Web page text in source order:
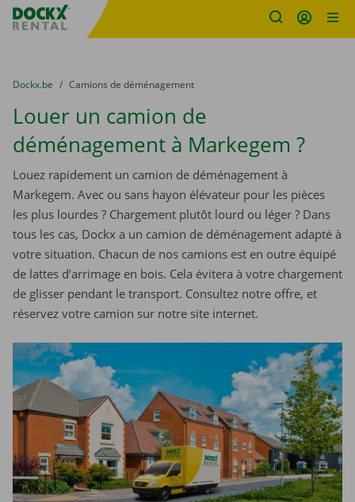
sitename
You are here:
du
Dockx.be to
Camions de déménagement
Louer un camion de
déménagement à Markegem ?
Louez rapidement un camion de déménagement à
Markegem. Avec ou sans hayon élévateur pour les pièces
les plus lourdes ? Chargement plutôt lourd ou léger ? Dans
tous les cas, Dockx a un camion de déménagement adapté à
votre situation. Chacun de nos camions est en outre équipé
de lattes d’arrimage en bois. Cela évitera à votre chargement
de glisser pendant le transport. Consultez notre offre, et
réservez votre camion sur notre site internet.